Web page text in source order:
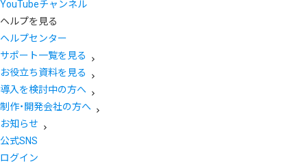
YouTubeチャンネル
ヘルプを見る
ヘルプセンター
サポート一覧を見る
お役立ち資料を見る
導入を検討中の方へ
制作・開発会社の方へ
お知らせ
公式SNS
ログイン